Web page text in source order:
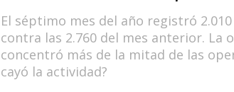
El séptimo mes del año registró
contra las 2.760 del mes anterior. La
concentró más de la mitad de las
cayó la actividad?